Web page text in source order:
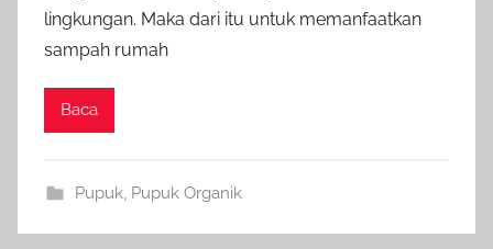
lingkungan. Maka dari itu untuk memanfaatkan
sampah rumah
Baca
Pupuk, Pupuk Organik